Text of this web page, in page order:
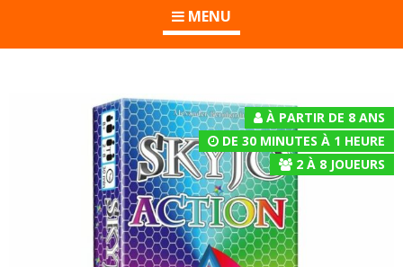
MENU
À PARTIR DE 8 ANS
DE 30 MINUTES À 1 HEURE
2 À 8 JOUEURS